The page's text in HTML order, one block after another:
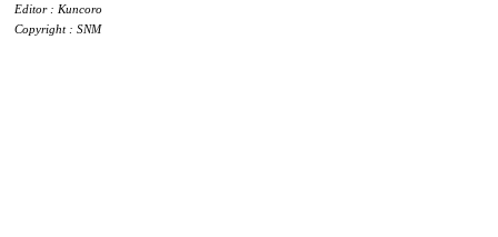
Editor : Kuncoro
Copyright : SNM